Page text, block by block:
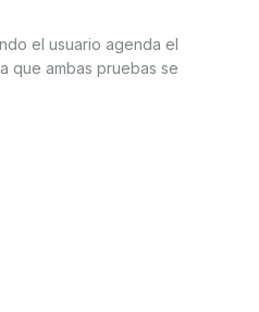
el usuario agenda el
que ambas pruebas se